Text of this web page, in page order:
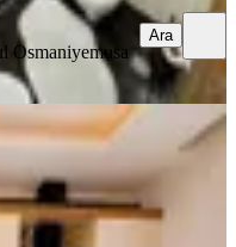
Osmaniyemusa
Ara
Civarı
3+1 Açık Mutfak